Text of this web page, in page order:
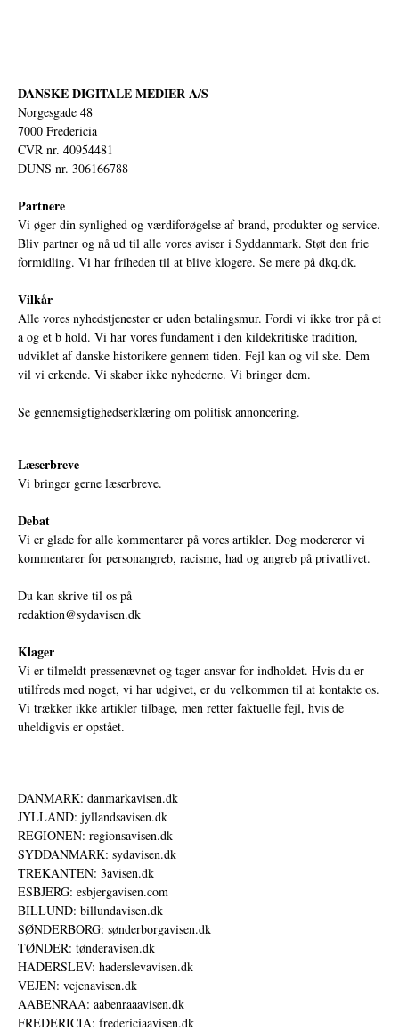
DANSKE DIGITALE MEDIER A/S
Norgesgade 48
7000 Fredericia
CVR nr. 40954481
DUNS nr. 306166788
Partnere
Vi øger din synlighed og værdiforøgelse af brand, produkter og service.
Bliv partner og nå ud til alle vores aviser i Syddanmark. Støt den frie
formidling. Vi har friheden til at blive klogere. Se mere på dkq.dk.
Vilkår
Alle vores nyhedstjenester er uden betalingsmur. Fordi vi ikke tror på et
a og et b hold. Vi har vores fundament i den kildekritiske tradition,
udviklet af danske historikere gennem tiden. Fejl kan og vil ske. Dem
vil vi erkende. Vi skaber ikke nyhederne. Vi bringer dem.
Se gennemsigtighedserklæring om politisk annoncering.
Læserbreve
Vi bringer gerne læserbreve.
Debat
Vi er glade for alle kommentarer på vores artikler. Dog modererer vi
kommentarer for personangreb, racisme, had og angreb på privatlivet.
Du kan skrive til os på
redaktion@sydavisen.dk
Klager
Vi er tilmeldt pressenævnet og tager ansvar for indholdet. Hvis du er
utilfreds med noget, vi har udgivet, er du velkommen til at kontakte os.
Vi trækker ikke artikler tilbage, men retter faktuelle fejl, hvis de
uheldigvis er opstået.
DANMARK: danmarkavisen.dk
JYLLAND: jyllandsavisen.dk
REGIONEN: regionsavisen.dk
SYDDANMARK: sydavisen.dk
TREKANTEN: 3avisen.dk
ESBJERG: esbjergavisen.com
BILLUND: billundavisen.dk
SØNDERBORG: sønderborgavisen.dk
TØNDER: tønderavisen.dk
HADERSLEV: haderslevavisen.dk
VEJEN: vejenavisen.dk
AABENRAA: aabenraaavisen.dk
FREDERICIA: fredericiaavisen.dk